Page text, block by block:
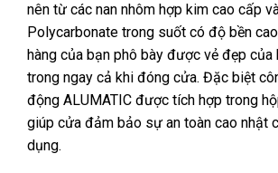
nên từ các nan nhôm hợp kim cao cấp
Polycarbonate trong suốt có độ bền
hàng của bạn phô bày được vẻ đẹp của
trong ngay cả khi đóng cửa. Đặc biệt
động ALUMATIC được tích hợp trong
giúp cửa đảm bảo sự an toàn cao nhật
dụng.